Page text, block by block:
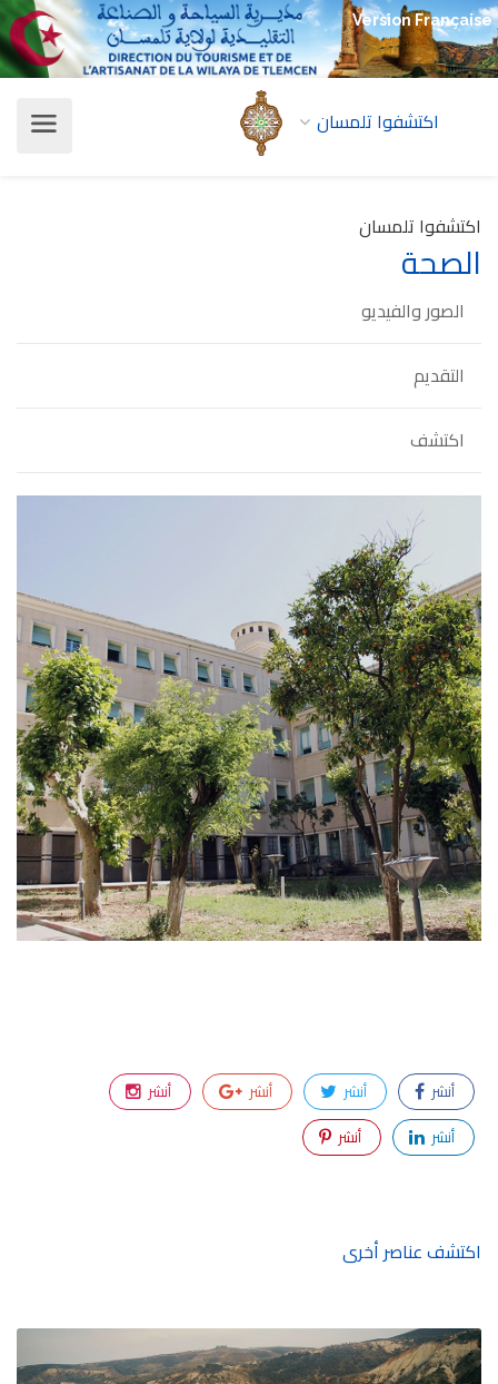
Version Française
اكتشفوا تلمسان
اكتشفوا تلمسان
الصحة
الصور والفيديو
التقديم
اكتشف
أنشر أنشر أنشر
أنشر
أنشر
أنشر
اكتشف عناصر أخرى